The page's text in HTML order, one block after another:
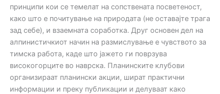
принципи кои се темелат на сопствената посветеност,
како што е почитување на природата (не оставајте трага
зад себе), и взаемната соработка. Друг основен дел на
алпинистичкиот начин на размислување е чувството за
тимска работа, каде што јажето ги поврзува
високогорците во наврска. Планинските клубови
организираат планински акции, шират практични
информации и преку публикации и делуваат како